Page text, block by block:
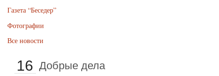
Газета “Беседер”
Фотографии
Все новости
16 Добрые дела